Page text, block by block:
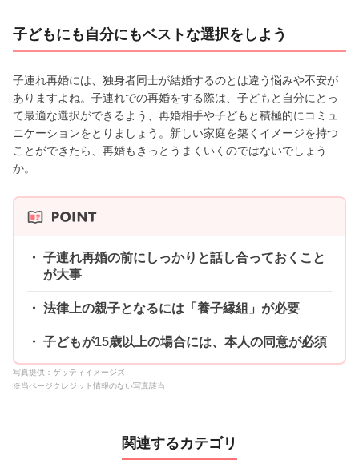
子どもにも自分にもベストな選択をしよう
子連れ再婚には、独身者同士が結婚するのとは違う悩みや不安が
ありますよね。子連れでの再婚をする際は、子どもと自分にとっ
て最適な選択ができるよう、再婚相手や子どもと積極的にコミュ
ニケーションをとりましょう。新しい家庭を築くイメージを持つ
ことができたら、再婚もきっとうまくいくのではないでしょう
か。
子連れ再婚の前にしっかりと話し合っておくこと
が大事
法律上の親子となるには「養子縁組」が必要
子どもが15歳以上の場合には、本人の同意が必須
写真提供：ゲッティイメージズ
※当ページクレジット情報のない写真該当
関連するカテゴリ